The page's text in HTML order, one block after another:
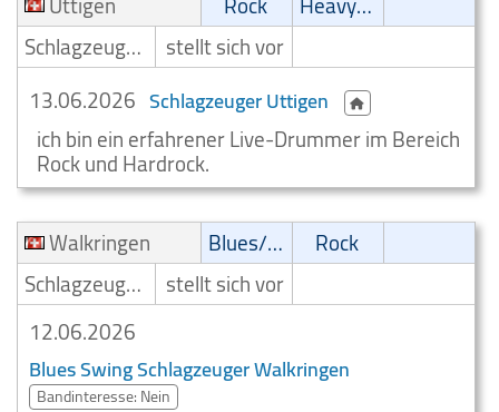
Schlagzeuger/Drummer
stellt sich vor
13.06.2026 Schlagzeuger Uttigen
ich bin ein erfahrener Live-Drummer im Bereich
Rock und Hardrock.
Walkringen
Blues/Swing
Rock
Schlagzeuger/Drummer
stellt sich vor
12.06.2026
Blues Swing Schlagzeuger Walkringen
Bandinteresse: Nein